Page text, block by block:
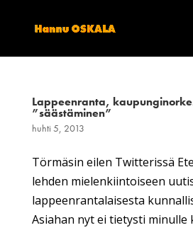
Lappeenranta,
”säästäminen”
huhti 5, 2013
Törmäsin eilen Twitterissä
lehden mielenkiintoiseen
lappeenrantalaisesta
Asiahan nyt ei tietysti minulle